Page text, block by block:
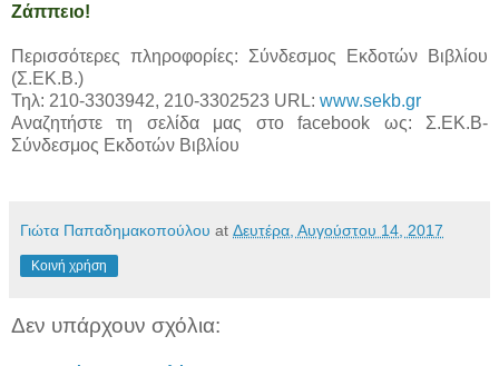
Ζάππειο!
Περισσότερες πληροφορίες: Σύνδεσμος Εκδοτών Βιβλίου
(Σ.ΕΚ.Β.)
Τηλ: 210-3303942, 210-3302523 URL: www.sekb.gr
Αναζητήστε τη σελίδα μας στο facebook ως: Σ.ΕΚ.Β-
Σύνδεσμος Εκδοτών Βιβλίου
Γιώτα Παπαδημακοπούλου at Δευτέρα, Αυγούστου 14, 2017
Κοινή χρήση
Δεν υπάρχουν σχόλια: